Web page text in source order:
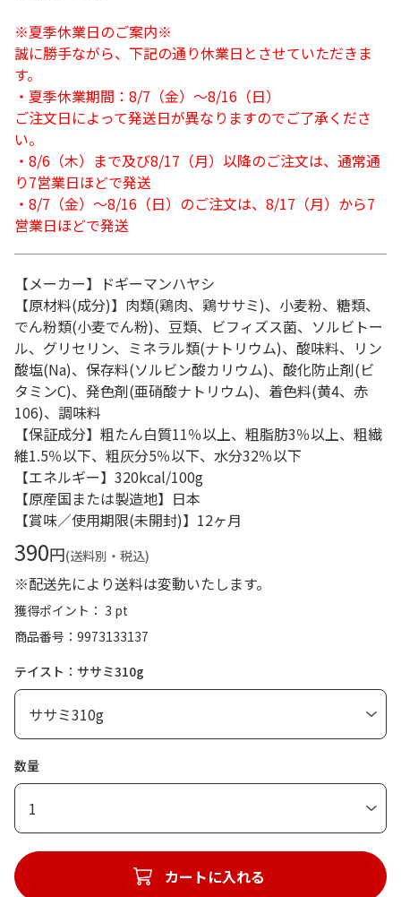
※夏季休業日のご案内※
誠に勝手ながら、下記の通り休業日とさせていただきま
す。
・夏季休業期間：8/7（金）～8/16（日）
ご注文日によって発送日が異なりますのでご了承くださ
い。
・8/6（木）まで及び8/17（月）以降のご注文は、通常通
り7営業日ほどで発送
・8/7（金）～8/16（日）のご注文は、8/17（月）から7
営業日ほどで発送
【メーカー】ドギーマンハヤシ
【原材料(成分)】肉類(鶏肉、鶏ササミ)、小麦粉、糖類、
でん粉類(小麦でん粉)、豆類、ビフィズス菌、ソルビトー
ル、グリセリン、ミネラル類(ナトリウム)、酸味料、リン
酸塩(Na)、保存料(ソルビン酸カリウム)、酸化防止剤(ビ
タミンC)、発色剤(亜硝酸ナトリウム)、着色料(黄4、赤
106)、調味料
【保証成分】粗たん白質11％以上、粗脂肪3％以上、粗繊
維1.5％以下、粗灰分5％以下、水分32％以下
【エネルギー】320kcal/100g
【原産国または製造地】日本
【賞味／使用期限(未開封)】12ヶ月
390円(送料別・税込)
※配送先により送料は変動いたします。
獲得ポイント： 3 pt
商品番号
9973133137
テイスト：ササミ310g
数量
1
カートに入れる